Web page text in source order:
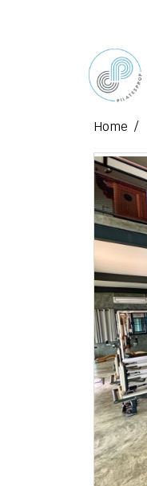
Home